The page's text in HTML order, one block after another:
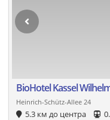
BioHotel Kassel
Heinrich-Schütz-Allee 24
5.3 км до центра